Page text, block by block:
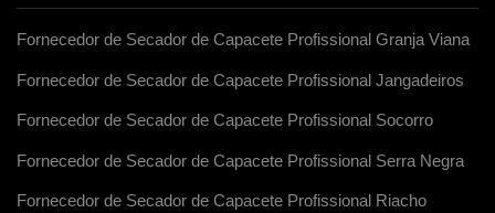
Fornecedor de Secador de Capacete Profissional Granja Viana
Fornecedor de Secador de Capacete Profissional Jangadeiros
Fornecedor de Secador de Capacete Profissional Socorro
Fornecedor de Secador de Capacete Profissional Serra Negra
Fornecedor de Secador de Capacete Profissional Riacho